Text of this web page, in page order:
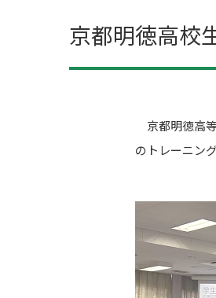
京都明徳高校
京都明徳高
のトレーニン